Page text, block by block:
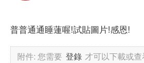
普普通通睡蓮喔!試貼圖片!感恩!
附件:您需要 登錄 才可以下載或